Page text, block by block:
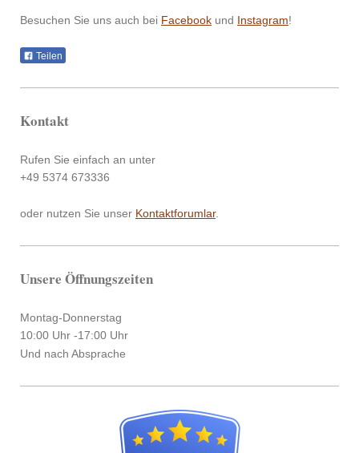
Besuchen Sie uns auch bei Facebook und Instagram!
Teilen
Kontakt
Rufen Sie einfach an unter
+49 5374 673336
oder nutzen Sie unser Kontaktforumlar.
Unsere Öffnungszeiten
Montag-Donnerstag
10:00 Uhr -17:00 Uhr
Und nach Absprache